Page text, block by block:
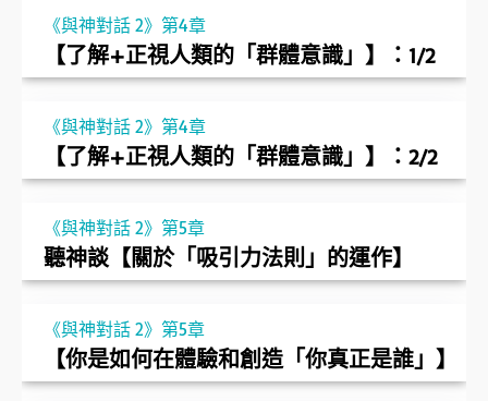
《與神對話 2》第4章
【了解+正視人類的「群體意識」】：1/2
《與神對話 2》第4章
【了解+正視人類的「群體意識」】：2/2
《與神對話 2》第5章
聽神談【關於「吸引力法則」的運作】
《與神對話 2》第5章
【你是如何在體驗和創造「你真正是誰」】